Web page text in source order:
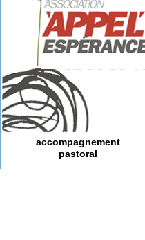
accompagnement
pastoral